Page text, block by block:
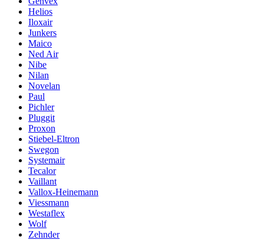
Helios
Iloxair
Junkers
Maico
Ned Air
Nibe
Nilan
Novelan
Paul
Pichler
Pluggit
Proxon
Stiebel-Eltron
Swegon
Systemair
Tecalor
Vaillant
Vallox-Heinemann
Viessmann
Westaflex
Wolf
Zehnder